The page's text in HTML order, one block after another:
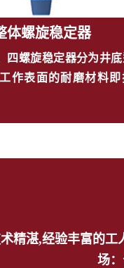
体螺旋稳定器
四螺旋稳定器分为井底
作表面的耐磨材料即
Blade
精湛,经验丰富的
场